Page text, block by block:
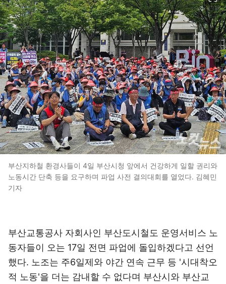
부산지하철 환경사들이 4일 부산시청 앞에서 건강하게 일할 권리와
노동시간 단축 등을 요구하며 파업 사전 결의대회를 열었다. 김혜민
기자
부산교통공사 자회사인 부산도시철도 운영서비스 노
동자들이 오는 17일 전면 파업에 돌입하겠다고 선언
했다. 노조는 주6일제와 야간 연속 근무 등 '시대착오
적 노동'을 더는 감내할 수 없다며 부산시와 부산교